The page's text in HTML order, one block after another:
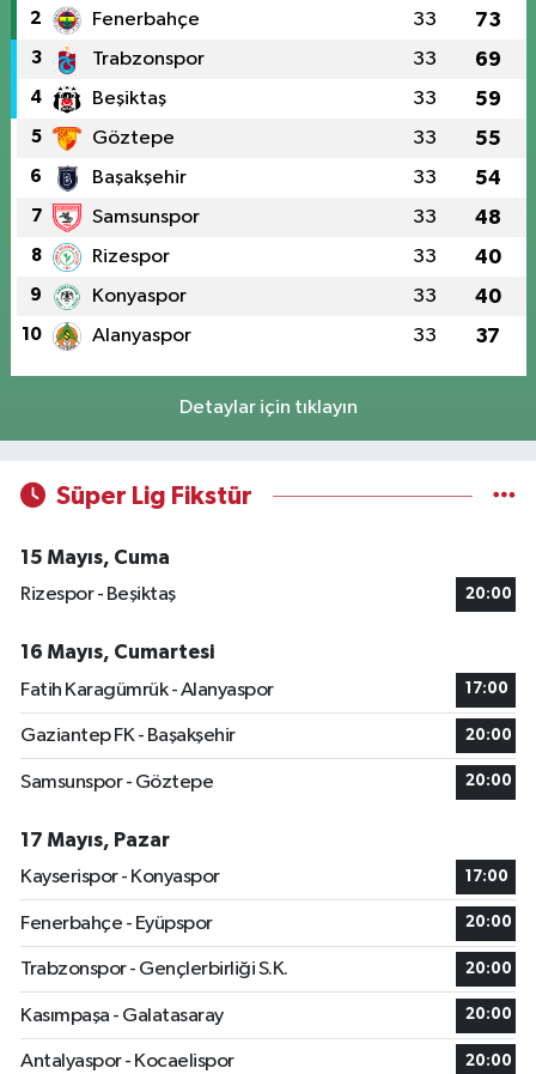
2 Fenerbahçe 33 73
3 Trabzonspor 33 69
4 Beşiktaş 33 59
5 Göztepe 33 55
6 Başakşehir 33 54
7 Samsunspor 33 48
8 Rizespor 33 40
9 Konyaspor 33 40
10 Alanyaspor 33 37
Detaylar için tıklayın
Süper Lig Fikstür
15 Mayıs, Cuma
Rizespor - Beşiktaş
20:00
16 Mayıs, Cumartesi
Fatih Karagümrük - Alanyaspor
17:00
Gaziantep FK - Başakşehir 20:00
Samsunspor - Göztepe 20:00
17 Mayıs, Pazar
Kayserispor - Konyaspor
17:00
Fenerbahçe - Eyüpspor 20:00
Trabzonspor - Gençlerbirliği S.K. 20:00
Kasımpaşa - Galatasaray 20:00
Antalyaspor - Kocaelispor 20:00